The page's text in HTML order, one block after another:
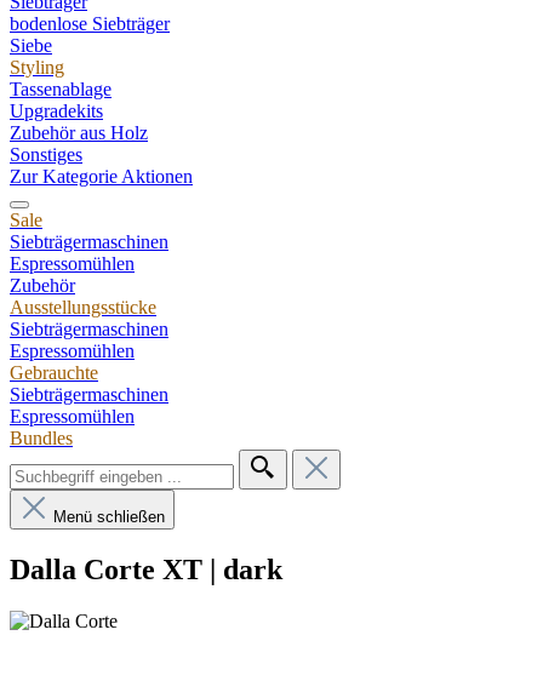
bodenlose Siebträger
Siebe
Styling
Tassenablage
Upgradekits
Zubehör aus Holz
Sonstiges
Zur Kategorie Aktionen
Sale
Siebträgermaschinen
Espressomühlen
Zubehör
Ausstellungsstücke
Siebträgermaschinen
Espressomühlen
Gebrauchte
Siebträgermaschinen
Espressomühlen
Bundles
Menü schließen
Dalla Corte XT | dark